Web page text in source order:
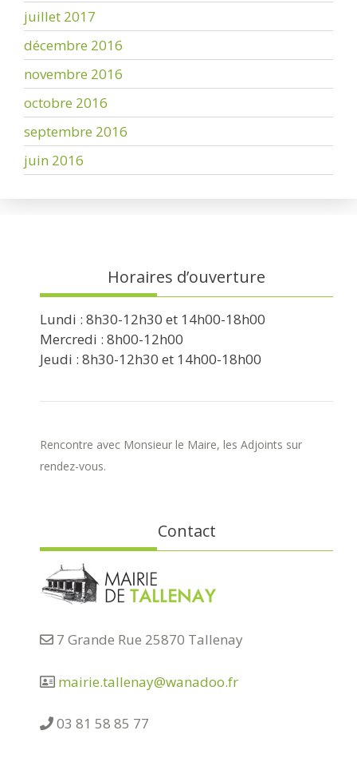
juillet 2017
décembre 2016
novembre 2016
octobre 2016
septembre 2016
juin 2016
Horaires d’ouverture
Lundi : 8h30-12h30 et 14h00-18h00
Mercredi : 8h00-12h00
Jeudi : 8h30-12h30 et 14h00-18h00
Rencontre avec Monsieur le Maire, les Adjoints sur
rendez-vous.
Contact
7 Grande Rue 25870 Tallenay
mairie.tallenay@wanadoo.fr
03 81 58 85 77